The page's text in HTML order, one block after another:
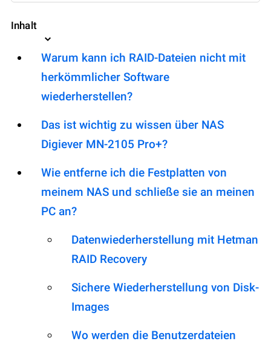
Inhalt
Warum kann ich RAID-Dateien nicht mit
herkömmlicher Software
wiederherstellen?
Das ist wichtig zu wissen über NAS
Digiever MN-2105 Pro+?
Wie entferne ich die Festplatten von
meinem NAS und schließe sie an meinen
PC an?
Datenwiederherstellung mit Hetman
RAID Recovery
Sichere Wiederherstellung von Disk-
Images
Wo werden die Benutzerdateien